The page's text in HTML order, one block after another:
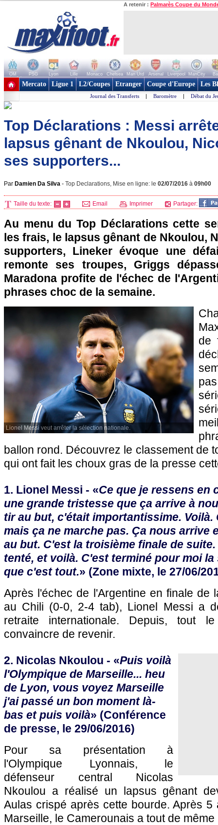
A retenir : Palmarès Coupe du
OM PSG Lyon Lille Monaco Chelsea Man Utd Arsenal Liverpool ManCity
+ de clubs
Mercato Ligue 1 L2/Coupes Etranger Coupe d'Europe Les
Journal des Transferts | Baromètre | Débat du
Top Déclarations : Messi
lapsus gênant de Nkoulou,
ses supporters...
Par Damien Da Silva - Top Declarations, Mise en ligne: le 02/07/2016 à 09h00
Taille du texte: Email Imprimer Partager:
Au menu du Top Déclarations cette
les frais, le lapsus gênant de Nkoulou,
supporters, Lineker évoque une
remonte ses troupes, Griggs
Maradona profite de l'échec de
phrases choc de la semaine.
Lionel Messi veut arrêter la sélection nationale.
de
ballon rond. Découvrez le classement de
qui ont fait les choux gras de la presse
1. Lionel Messi - «Ce que je ressens en
une grande tristesse que ça arrive à
tir au but, c'était importantissime. Voilà.
mais ça ne marche pas. Ça nous arrive
au but. C'est la troisième finale de
tenté, et voilà. C'est terminé pour moi
que c'est tout.» (Zone mixte, le 27/06/
Après l'échec de l'Argentine en finale de
au Chili (0-0, 2-4 tab), Lionel Messi a
retraite internationale. Depuis, tout
convaincre de revenir.
2. Nicolas Nkoulou - «Puis voilà
l'Olympique de Marseille... heu
de Lyon, vous voyez Marseille
j'ai passé un bon moment là-
bas et puis voilà» (Conférence
de presse, le 29/06/2016)
Pour sa présentation à
l'Olympique Lyonnais, le
défenseur central Nicolas
Nkoulou a réalisé un lapsus gênant
Aulas crispé après cette bourde. Après 5
Marseille, le Camerounais a tout de